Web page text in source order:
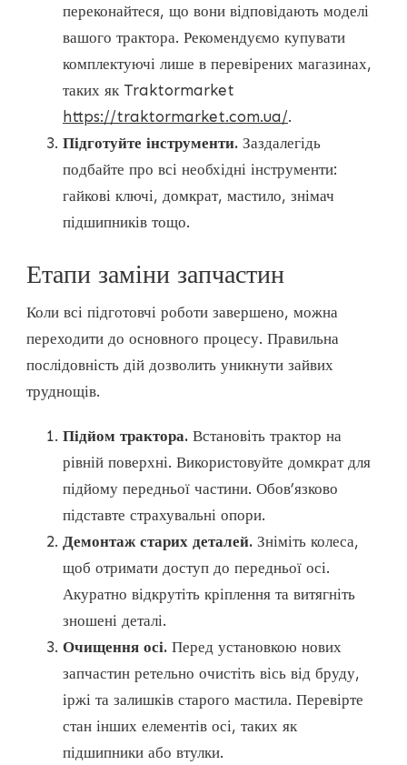
переконайтеся, що вони відповідають моделі
вашого трактора. Рекомендуємо купувати
комплектуючі лише в перевірених магазинах,
таких як Traktormarket
https://traktormarket.com.ua/.
Підготуйте інструменти. Заздалегідь
подбайте про всі необхідні інструменти:
гайкові ключі, домкрат, мастило, знімач
підшипників тощо.
Етапи заміни запчастин
Коли всі підготовчі роботи завершено, можна
переходити до основного процесу. Правильна
послідовність дій дозволить уникнути зайвих
труднощів.
Підйом трактора. Встановіть трактор на
рівній поверхні. Використовуйте домкрат для
підйому передньої частини. Обов’язково
підставте страхувальні опори.
Демонтаж старих деталей. Зніміть колеса,
щоб отримати доступ до передньої осі.
Акуратно відкрутіть кріплення та витягніть
зношені деталі.
Очищення осі. Перед установкою нових
запчастин ретельно очистіть вісь від бруду,
іржі та залишків старого мастила. Перевірте
стан інших елементів осі, таких як
підшипники або втулки.